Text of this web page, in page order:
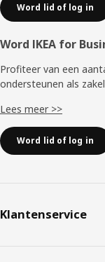
Word lid of log in
Word IKEA for
Profiteer van een
ondersteunen als
Lees meer >>
Word lid of log in
Klantenservice